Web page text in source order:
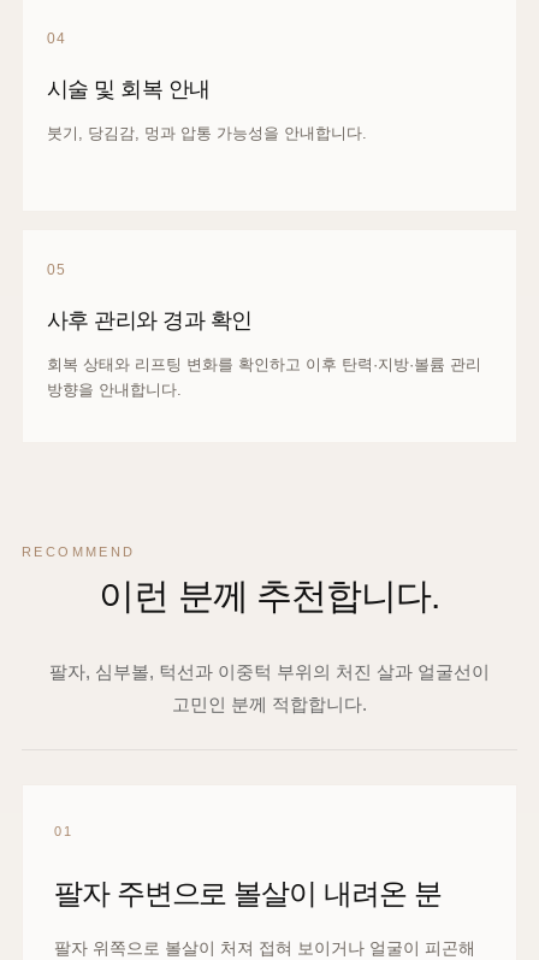
04
시술 및 회복 안내
붓기, 당김감, 멍과 압통 가능성을 안내합니다.
05
사후 관리와 경과 확인
회복 상태와 리프팅 변화를 확인하고 이후 탄력·지방·볼륨 관리
방향을 안내합니다.
RECOMMEND
이런 분께 추천합니다.
팔자, 심부볼, 턱선과 이중턱 부위의 처진 살과 얼굴선이
고민인 분께 적합합니다.
01
팔자 주변으로 볼살이 내려온 분
팔자 위쪽으로 볼살이 처져 접혀 보이거나 얼굴이 피곤해